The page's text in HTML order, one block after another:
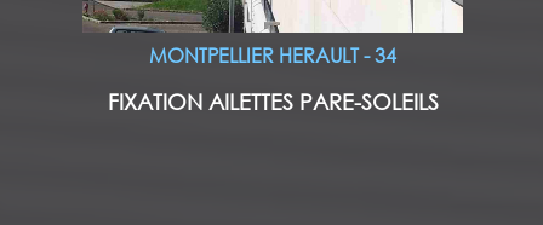
MONTPELLIER HERAULT - 34
FIXATION AILETTES PARE-SOLEILS